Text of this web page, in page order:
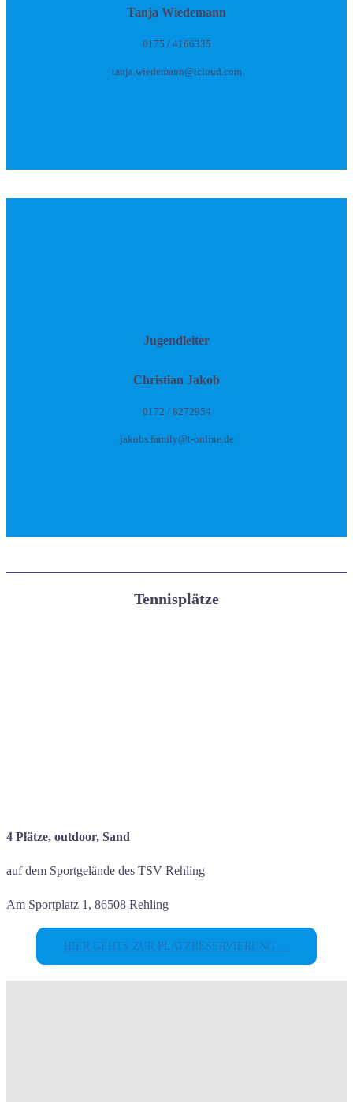
Tanja Wiedemann
0175 / 4166335
tanja.wiedemann@icloud.com
Jugendleiter
Christian Jakob
0172 / 8272954
jakobs.family@t-online.de
Tennisplätze
4 Plätze, outdoor, Sand
auf dem Sportgelände des TSV Rehling
Am Sportplatz 1, 86508 Rehling
HIER GEHTS ZUR PLATZRESERVIERUNG …